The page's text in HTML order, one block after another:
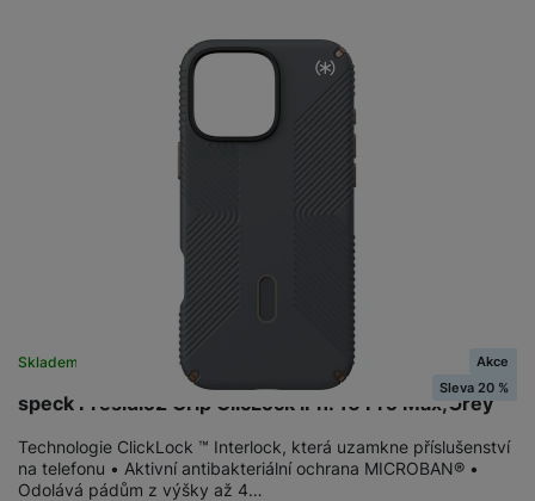
speck Presidio2 Grip ClicLock iPh. 16 Pro Max,Grey
Skladem na 1 prodejně
Akce
Sleva 20 %
Technologie ClickLock ™ Interlock, která uzamkne příslušenství
na telefonu • Aktivní antibakteriální ochrana MICROBAN® •
Odolává pádům z výšky až 4…